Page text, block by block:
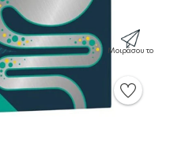
Μοιράσου το